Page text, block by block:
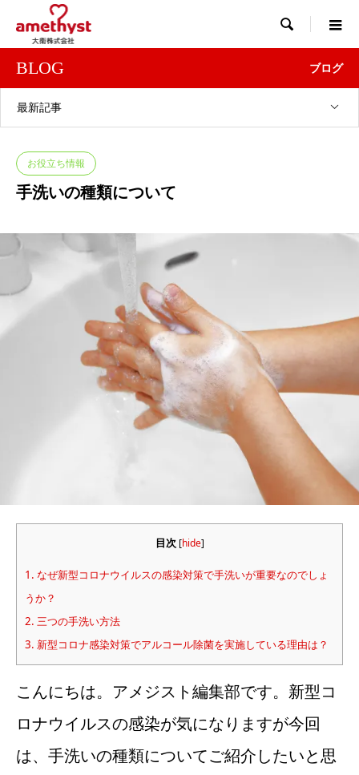

BLOG ブログ
最新記事
お役立ち情報
手洗いの種類について
目次 [hide]
1. なぜ新型コロナウイルスの感染対策で手洗いが重要なのでしょ
うか？
2. 三つの手洗い方法
3. 新型コロナ感染対策でアルコール除菌を実施している理由は？
こんにちは。アメジスト編集部です。新型コ
ロナウイルスの感染が気になりますが今回
は、手洗いの種類についてご紹介したいと思